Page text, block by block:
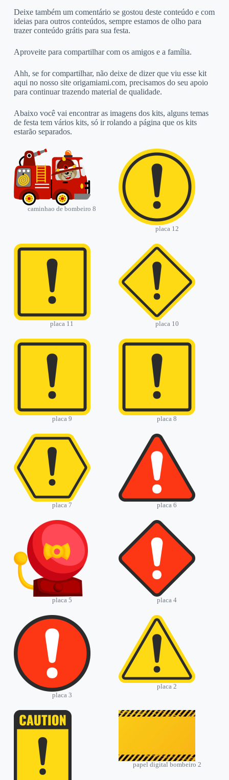
Deixe também um comentário se gostou deste conteúdo e com
ideias para outros conteúdos, sempre estamos de olho para
trazer conteúdo grátis para sua festa.
Aproveite para compartilhar com os amigos e a família.
Ahh, se for compartilhar, não deixe de dizer que viu esse kit
aqui no nosso site origamiami.com, precisamos do seu apoio
para continuar trazendo material de qualidade.
Abaixo você vai encontrar as imagens dos kits, alguns temas
de festa tem vários kits, só ir rolando a página que os kits
estarão separados.
caminhao de bombeiro 8
placa 12
placa 11 placa 10
placa 9 placa 8
placa 7 placa 6
placa 5 placa 4
placa 3
placa 2
papel digital bombeiro 2